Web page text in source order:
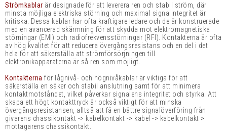
Strömkablar är designade för att leverera ren och stabil ström, där
minsta möjliga elektriska störning och maximal signalintegritet är
kritiska. Dessa kablar har ofta kraftigare ledare och de är konstruerade
med en avancerad skärmning för att skydda mot elektromagnetiska
störningar (EMI) och radiofrekvensstörningar (RFI). Kontakterna är ofta
av hög kvalitet för att reducera övergångsresistans och en del i det
hela för att säkerställa att strömförsörjningen till
elektronikapparaterna är så ren som möjligt.
Kontakterna för lågnivå- och högnivåkablar är viktiga för att
säkerställa en säker och stabil anslutning samt för att minimera
kontaktmotståndet, vilket påverkar signalens integritet och styrka. Att
skapa ett högt kontakttryck är också viktigt för att minska
övergångsresistansen, alltså att få en bättre signalöverföring från
givarens chassikontakt -> kabelkontakt -> kabel -> kabelkontakt >
mottagarens chassikontakt.